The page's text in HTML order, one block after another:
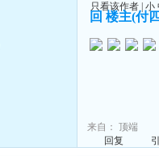
只看该作者| 小
回 楼主(付
来自： 顶端
回复